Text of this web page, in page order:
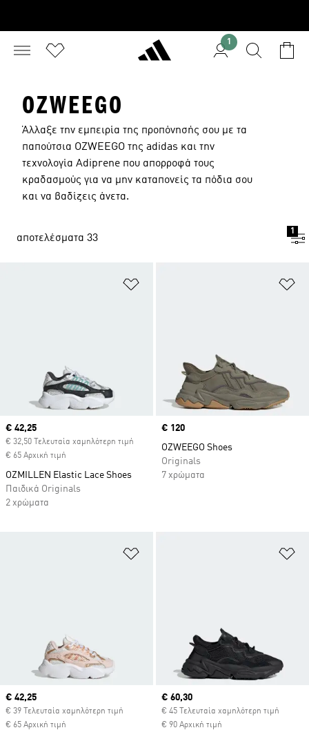
1
OZWEEGO
Άλλαξε την εμπειρία της προπόνησής σου με τα
παπούτσια OZWEEGO της adidas και την
τεχνολογία Adiprene που απορροφά τους
κραδασμούς για να μην καταπονείς τα πόδια σου
και να βαδίζεις άνετα.
αποτελέσματα 33
1
Προσθήκη στη Λίστα Επιθυμιών
Current price
€ 42,25
€ 32,50 Τελευταία χαμηλότερη τιμή
€ 65 Αρχική τιμή
OZMILLEN Elastic Lace Shoes
Παιδικά Originals
2 χρώματα
Price
€ 120
OZWEEGO Shoes
Originals
7 χρώματα
Προσθήκη στη Λίστα Επιθυμιών
Current price
€ 42,25
€ 39 Τελευταία χαμηλότερη τιμή
€ 65 Αρχική τιμή
Current price
€ 60,30
€ 45 Τελευταία χαμηλότερη τιμή
€ 90 Αρχική τιμή